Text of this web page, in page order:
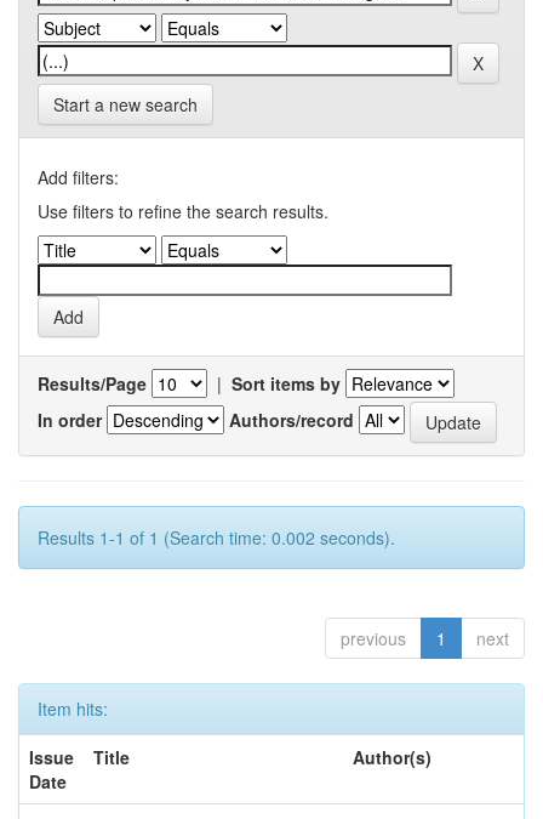
Start a new search
Add filters:
Use filters to refine the search results.
Results/Page | Sort items by
In order
Authors/record
Results 1-1 of 1 (Search time: 0.002 seconds).
previous 1 next
Item hits:
Issue
Date
Title Author(s)